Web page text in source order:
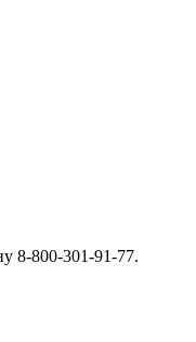
8-800-301-91-77.